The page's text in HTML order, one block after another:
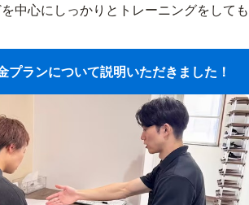
中心にしっかりとトレーニングをしても
ランについて説明いただきました！